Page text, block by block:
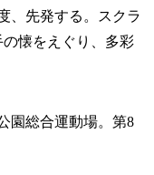
、先発する。スクラ
懐をえぐり、多彩
園総合運動場。第8